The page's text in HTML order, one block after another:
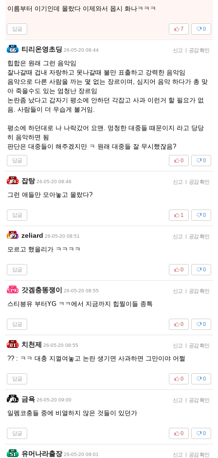
이름부터 이기인데 몰랐다 이제와서 몹시 화나ㅋㅋㅋ
답글 0
7
티리온영초딩 26-05-20 08:44 신고 | 공감 확인
힙합은 원래 그런 음악임
잘나갈때 겁내 자랑하고 못나갈때 불만 표출하고 강력한 음악임
음악으로 다른 사람을 까는 몇 없는 장르이며, 심지어 음악 하다가 총 맞
아 죽을수도 있는 엄청난 장르임
논란좀 났다고 갑자기 평소에 안하던 각잡고 사과 이런거 할 필요가 없
음. 사람들이 더 우습게 볼거임.
평소에 하던대로 나 나락갔어 요맨. 멍청한 대중들 때문이지 라고 당당
히 음악하면 됨
판단은 대중들이 해주겠지만 ㅋ 원래 대중들 잘 무시했잖음?
답글 0
0
잡탕 26-05-20 08:46 신고 | 공감 확인
그런 애들만 모아놓고 몰랐다?
답글 0
1
zeliard 26-05-20 08:51 신고 | 공감 확인
모르고 했을리가 ㅋㅋㅋㅋ
답글 0
0
갓겜충똥쟁이 26-05-20 08:55 신고 | 공감 확인
스티븡유 부터YG ㅋㅋ에서 지금까지 힙찔이들 종특
답글 0
0
치천제 26-05-20 08:55 신고 | 공감 확인
?? : ㅋㅋ 대충 지껄여놓고 논란 생기면 사과하면 그만이야 어쩔
답글 0
0
금욕 26-05-20 09:00 신고 | 공감 확인
일펨코충들 중에 비열하지 않은 것들이 있던가
답글 0
0
유머나라출장 26-05-20 09:01 신고 | 공감 확인